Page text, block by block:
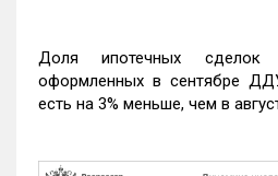
Доля ипотечных
оформленных в сентябре
есть на 3% меньше, чем в